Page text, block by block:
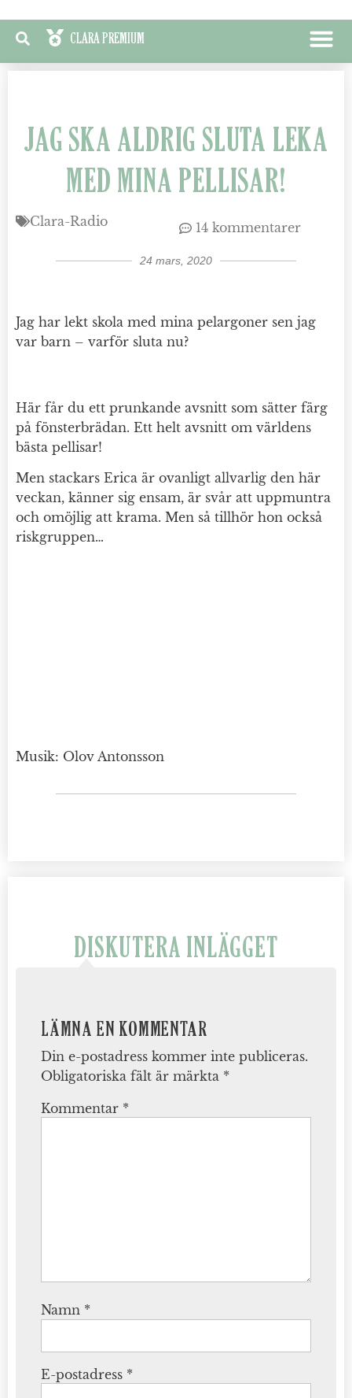
JAG SKA ALDRIG SLUTA LEKA
MED MINA PELLISAR!
Clara-Radio 14 kommentarer
24 mars, 2020
Jag har lekt skola med mina pelargoner sen jag
var barn – varför sluta nu?
Här får du ett prunkande avsnitt som sätter färg
på fönsterbrädan. Ett helt avsnitt om världens
bästa pellisar!
Men stackars Erica är ovanligt allvarlig den här
veckan, känner sig ensam, är svår att uppmuntra
och omöjlig att krama. Men så tillhör hon också
riskgruppen…
Musik: Olov Antonsson
DISKUTERA INLÄGGET
LÄMNA EN KOMMENTAR
Din e-postadress kommer inte publiceras.
Obligatoriska fält är märkta *
Kommentar *
Namn *
E-postadress *